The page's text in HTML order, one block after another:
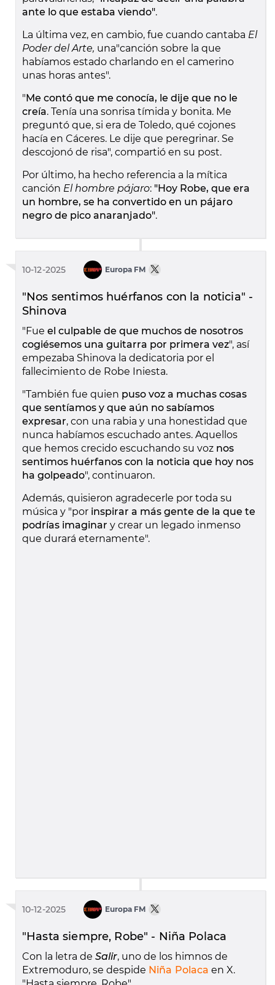
ante lo que estaba viendo".
La última vez, en cambio, fue cuando cantaba El
Poder del Arte, una"canción sobre la que
habíamos estado charlando en el camerino
unas horas antes".
" Me contó que me conocía, le dije que no le
creía. Tenía una sonrisa tímida y bonita. Me
preguntó que, si era de Toledo, qué cojones
hacía en Cáceres. Le dije que peregrinar. Se
descojonó de risa", compartió en su post.
Por último, ha hecho referencia a la mítica
canción El hombre pájaro: "Hoy Robe, que era
un hombre, se ha convertido en un pájaro
negro de pico anaranjado".
10-12-2025 Europa FM
"Nos sentimos huérfanos con la noticia" -
Shinova
"Fue el culpable de que muchos de nosotros
cogiésemos una guitarra por primera vez", así
empezaba Shinova la dedicatoria por el
fallecimiento de Robe Iniesta.
"También fue quien puso voz a muchas cosas
que sentíamos y que aún no sabíamos
expresar, con una rabia y una honestidad que
nunca habíamos escuchado antes. Aquellos
que hemos crecido escuchando su voz nos
sentimos huérfanos con la noticia que hoy nos
ha golpeado", continuaron.
Además, quisieron agradecerle por toda su
música y "por inspirar a más gente de la que te
podrías imaginar y crear un legado inmenso
que durará eternamente".
10-12-2025 Europa FM
"Hasta siempre, Robe" - Niña Polaca
Con la letra de Salir, uno de los himnos de
Extremoduro, se despide Niña Polaca en X.